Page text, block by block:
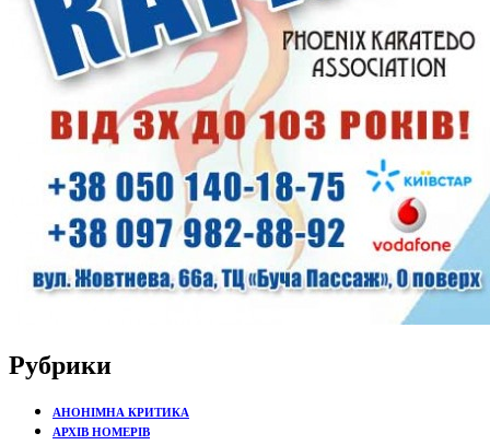
Рубрики
АНОНІМНА КРИТИКА
АРХІВ НОМЕРІВ